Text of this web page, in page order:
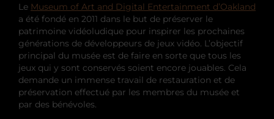
Le Museum of Art and Digital Entertainment d’Oakland
a été fondé en 2011 dans le but de préserver le
patrimoine vidéoludique pour inspirer les prochaines
générations de développeurs de jeux vidéo. L’objectif
principal du musée est de faire en sorte que tous les
jeux qui y sont conservés soient encore jouables. Cela
demande un immense travail de restauration et de
préservation effectué par les membres du musée et
par des bénévoles.